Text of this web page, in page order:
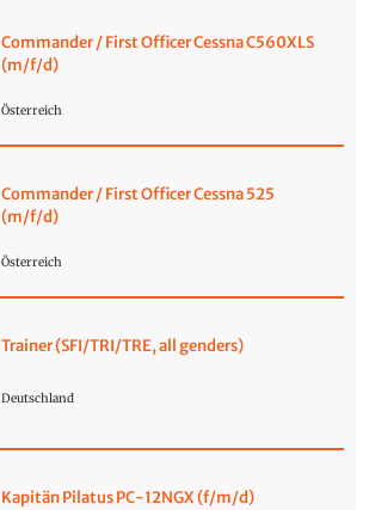
Commander / First Officer Cessna C560XLS
(m/f/d)
Österreich
Commander / First Officer Cessna 525
(m/f/d)
Österreich
Trainer (SFI/TRI/TRE, all genders)
Deutschland
Kapitän Pilatus PC-12NGX (f/m/d)